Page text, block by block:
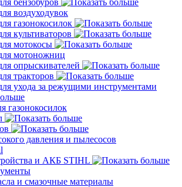
бензобуров
воздуходувок
газонокосилок
культиваторов
мотокосы
мотоножниц
опрыскивателей
тракторов
ухода за режущими инструментами
газонокосилок
давления и пылесосов
и АКБ STIHL
и смазочные материалы